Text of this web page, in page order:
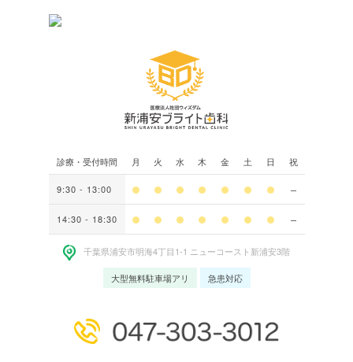
診療・受付時間 月 火 水 木 金 土 日 祝
9:30 - 13:00
14:30 - 18:30
千葉県浦安市明海4丁⽬1-1 ニューコースト新浦安3階
大型無料駐車場アリ 急患対応